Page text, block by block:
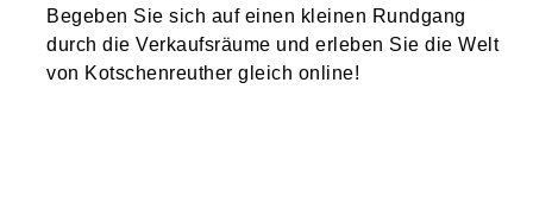
Begeben Sie sich auf einen kleinen Rundgang
durch die Verkaufsräume und erleben Sie die Welt
von Kotschenreuther gleich online!